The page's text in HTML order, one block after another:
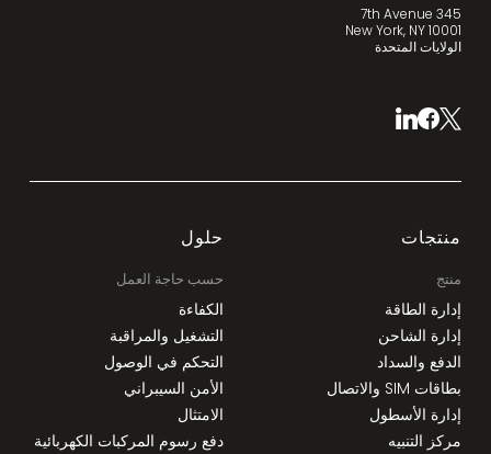
345 7th Avenue
New York, NY 10001
الولايات المتحدة
منتجات
منتج
إدارة الطاقة
إدارة الشاحن
الدفع والسداد
بطاقات SIM والاتصال
إدارة الأسطول
مركز التنبيه
حلول
حسب حاجة العمل
الكفاءة
التشغيل والمراقبة
التحكم في الوصول
الأمن السيبراني
الامتثال
دفع رسوم المركبات الكهربائية